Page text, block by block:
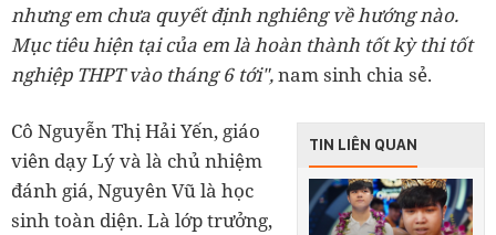
nhưng em chưa quyết định nghiêng về hướng nào.
Mục tiêu hiện tại của em là hoàn thành tốt kỳ thi tốt
nghiệp THPT vào tháng 6 tới",nam sinh chia sẻ.
TIN LIÊN QUAN
Cô Nguyễn Thị Hải Yến, giáo
viên dạy Lý và là chủ nhiệm
đánh giá, Nguyên Vũ là học
sinh toàn diện. Là lớp trưởng,